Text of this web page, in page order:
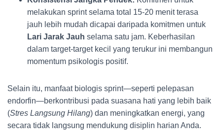
melakukan sprint selama total 15-20 menit terasa
jauh lebih mudah dicapai daripada komitmen untuk
Lari Jarak Jauh selama satu jam. Keberhasilan
dalam target-target kecil yang terukur ini membangun
momentum psikologis positif.
Selain itu, manfaat biologis sprint—seperti pelepasan
endorfin—berkontribusi pada suasana hati yang lebih baik
(Stres Langsung Hilang) dan meningkatkan energi, yang
secara tidak langsung mendukung disiplin harian Anda.